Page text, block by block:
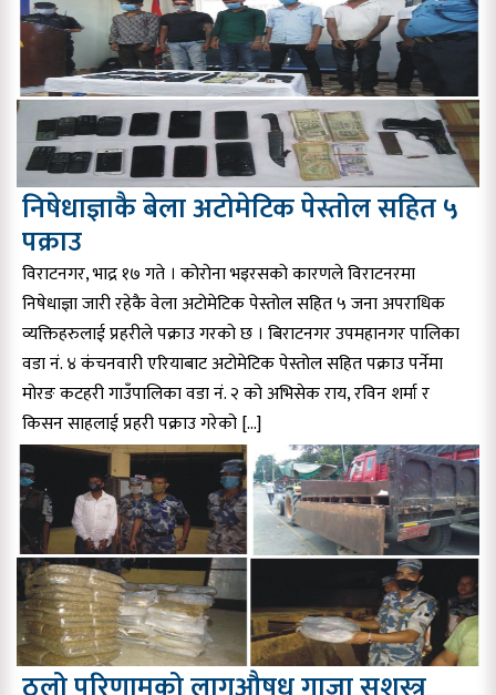
निषेधाज्ञाकै बेला अटोमेटिक पेस्तोल सहित ५
पक्राउ
विराटनगर, भाद्र १७ गते । कोरोना भइरसको कारणले विराटनरमा
निषेधाज्ञा जारी रहेकै वेला अटोमेटिक पेस्तोल सहित ५ जना अपराधिक
व्यक्तिहरुलाई प्रहरीले पक्राउ गरको छ । बिराटनगर उपमहानगर पालिका
वडा नं. ४ कंचनवारी एरियाबाट अटोमेटिक पेस्तोल सहित पक्राउ पर्नेमा
मोरङ कटहरी गाउँपालिका वडा नं. २ को अभिसेक राय, रविन शर्मा र
किसन साहलाई प्रहरी पक्राउ गरेको […]